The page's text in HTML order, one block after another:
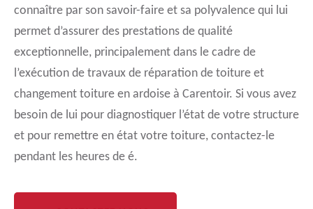
connaître par son savoir-faire et sa polyvalence qui lui
permet d’assurer des prestations de qualité
exceptionnelle, principalement dans le cadre de
l’exécution de travaux de réparation de toiture et
changement toiture en ardoise à Carentoir. Si vous avez
besoin de lui pour diagnostiquer l’état de votre structure
et pour remettre en état votre toiture, contactez-le
pendant les heures de é.